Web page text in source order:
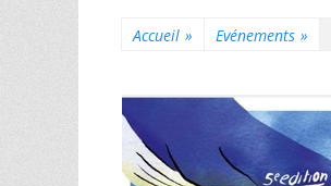
Accueil » Evénements »